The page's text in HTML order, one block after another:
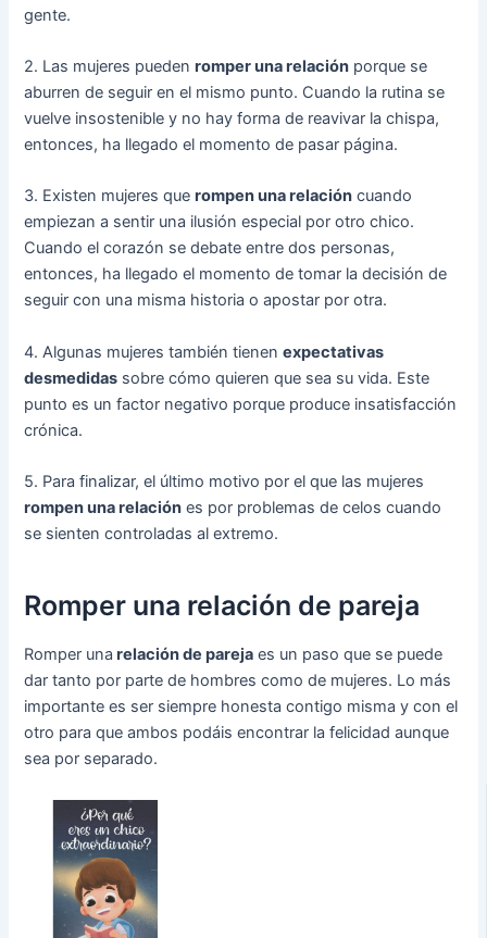
gente.
2. Las mujeres puedenromper una relación porque se
aburren de seguir en el mismo punto. Cuando la rutina se
vuelve insostenible y no hay forma de reavivar la chispa,
entonces, ha llegado el momento de pasar página.
3. Existen mujeres querompen una relación cuando
empiezan a sentir una ilusión especial por otro chico.
Cuando el corazón se debate entre dos personas,
entonces, ha llegado el momento de tomar la decisión de
seguir con una misma historia o apostar por otra.
4. Algunas mujeres también tienenexpectativas
desmedidas sobre cómo quieren que sea su vida. Este
punto es un factor negativo porque produce insatisfacción
crónica.
5. Para finalizar, el último motivo por el que las mujeres
rompen una relación es por problemas de celos cuando
se sienten controladas al extremo.
Romper una relación de pareja
Romper una relación de pareja es un paso que se puede
dar tanto por parte de hombres como de mujeres. Lo más
importante es ser siempre honesta contigo misma y con el
otro para que ambos podáis encontrar la felicidad aunque
sea por separado.